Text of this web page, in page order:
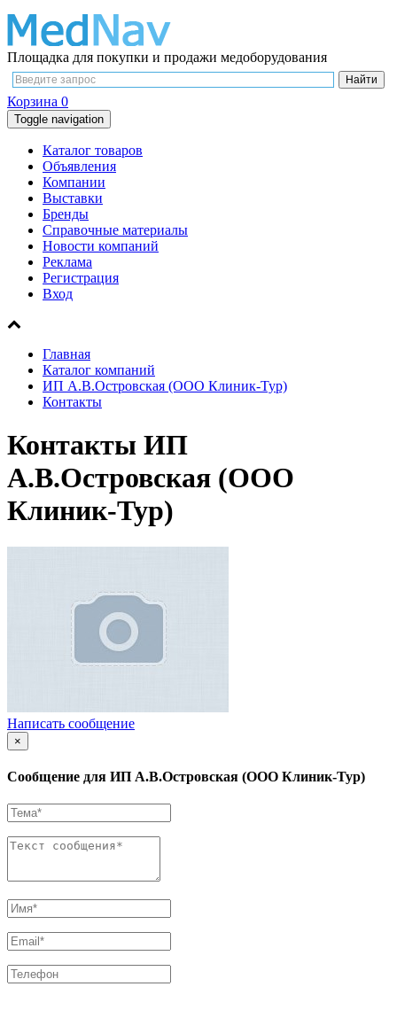
Площадка для покупки и продажи медоборудования
Корзина 0
Toggle navigation
Каталог товаров
Объявления
Компании
Выставки
Бренды
Справочные материалы
Новости компаний
Реклама
Регистрация
Вход
Главная
Каталог компаний
ИП А.В.Островская (ООО Клиник-Тур)
Контакты
Контакты ИП
А.В.Островская (ООО
Клиник-Тур)
Написать сообщение
×
Сообщение для ИП А.В.Островская (ООО Клиник-Тур)